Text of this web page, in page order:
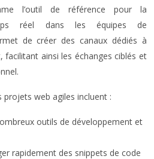
l’outil de référence pour la
réel dans les équipes de
de créer des canaux dédiés à
ainsi les échanges ciblés et
projets web agiles incluent :
outils de développement et
rapidement des snippets de code